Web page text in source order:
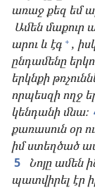
առաջ քեզ եմ
Ամեն մաքուր
արու և էգ + ,
ընդամենը
երկնքի
որպեսզի ողջ
կենդանի մնա։
քառասուն օր
իմ ստեղծած
5 Նոյը ամեն
պատվիրել էր